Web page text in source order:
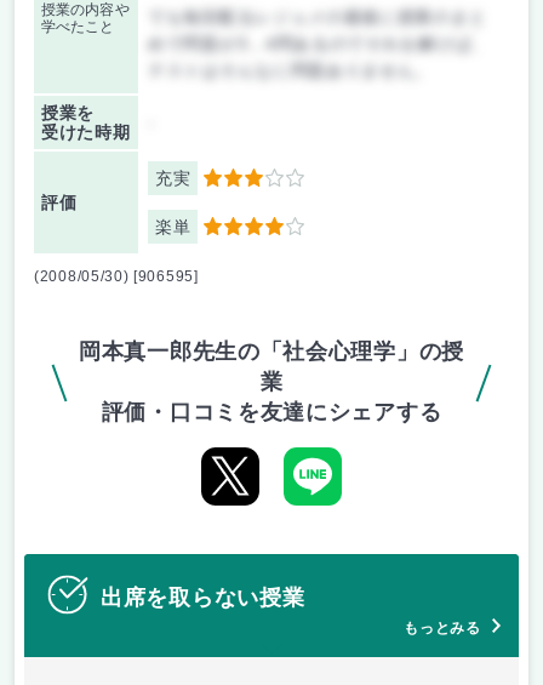
授業の内容や
学べたこと
でも毎回配るレジェメの最後に授業のまと
めで問題が3，4問あるのでそれを解けば、
テストはそんなに問題ありません。
授業を
受けた時期
評価
充実 3
楽単 4
(2008/05/30) [906595]
岡本真一郎先生の「社会心理学」の授
業
評価・口コミを友達にシェアする
出席を取らない授業
もっとみる